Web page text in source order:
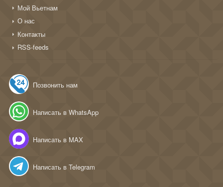
Мой Вьетнам
О нас
Контакты
RSS-feeds
Позвонить нам
Написать в WhatsApp
Написать в MAX
Написать в Telegram